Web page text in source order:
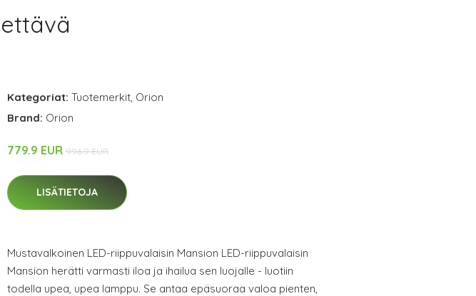
Kategoriat: Tuotemerkit, Orion
Brand: Orion
779.9 EUR 996.9 EUR
LISÄTIETOJA
Mustavalkoinen LED-riippuvalaisin Mansion LED-riippuvalaisin
Mansion herätti varmasti iloa ja ihailua sen luojalle - luotiin
todella upea, upea lamppu. Se antaa epäsuoraa valoa pienten,